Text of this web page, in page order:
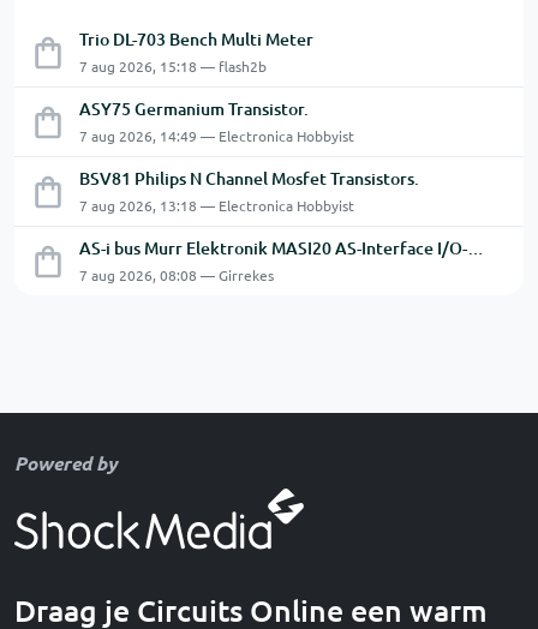
Trio DL-703 Bench Multi Meter
7 aug 2026, 15:18 — flash2b
ASY75 Germanium Transistor.
7 aug 2026, 14:49 — Electronica Hobbyist
BSV81 Philips N Channel Mosfet Transistors.
7 aug 2026, 13:18 — Electronica Hobbyist
AS-i bus Murr Elektronik MASI20 AS-Interface I/O-module 56440
7 aug 2026, 08:08 — Girrekes
Powered by
Draag je Circuits Online een warm